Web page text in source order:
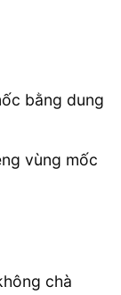
bằng dung
vùng mốc
chà